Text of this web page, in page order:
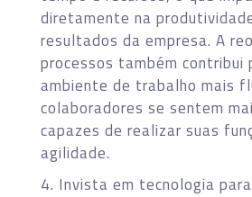
diretamente na
resultados da empresa. A
processos também contribui
ambiente de trabalho mais
colaboradores se sentem
capazes de realizar suas
agilidade.
4. Invista em tecnologia